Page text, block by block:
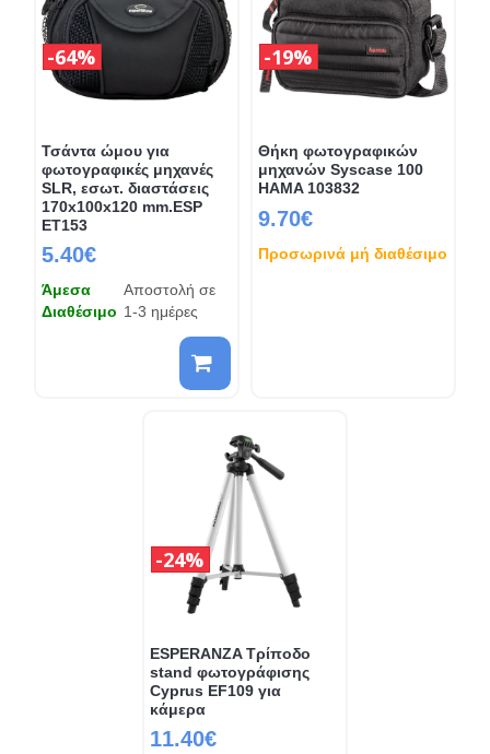
Τσάντα ώμου για
φωτογραφικές μηχανές
SLR, εσωτ. διαστάσεις
170x100x120 mm.ESP
ET153
5.40€
64%
Άμεσα
Διαθέσιμο
Αποστολή σε
1-3 ημέρες
Θήκη φωτογραφικών
μηχανών Syscase 100
HAMA 103832
9.70€
19%
Προσωρινά μή διαθέσιμο
ESPERANZA Τρίποδο
stand φωτογράφισης
Cyprus EF109 για
κάμερα
11.40€
24%